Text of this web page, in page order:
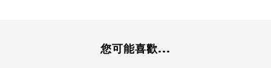
您可能喜歡...